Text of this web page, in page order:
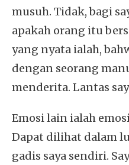
musuh. Tidak, bagi
apakah orang itu
yang nyata ialah,
dengan seorang
menderita. Lantas
Emosi lain ialah
Dapat dilihat dalam
gadis saya sendiri.